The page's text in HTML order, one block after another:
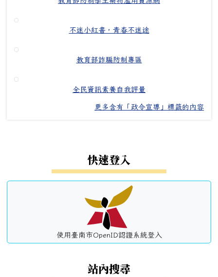
不迷小紅書，青春不迷途
教育部詐騙防制專區
全民資訊素養自我評量
更多含有「政令宣導」標籤的內容
快速登入
使用臺南市OpenID認證系統登入
站內搜尋